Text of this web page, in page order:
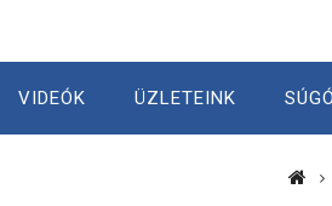
VIDEÓK ÜZLETEINK SÚGÓ